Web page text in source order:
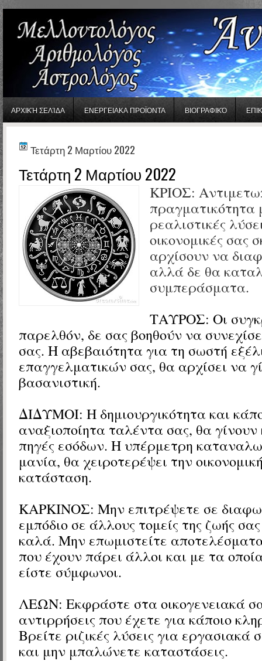
ΑΡΧΙΚΉ ΣΕΛΊΔΑ ΕΝΕΡΓΕΙΑΚΑ ΠΡΟΪΟΝΤΑ ΒΙΟΓΡΑΦΙΚΌ
Τετάρτη 2 Μαρτίου 2022
Τετάρτη 2 Μαρτίου 2022
ΚΡΙΟΣ:
πραγματικότητα
ρεαλιστικές
οικονομικές σας
αρχίσουν να
αλλά δε θα
συμπεράσματα.
ΤΑΥΡΟΣ: Οι
παρελθόν, δε σας βοηθούν να
σας. Η αβεβαιότητα για τη σωστή
επαγγελματικών σας, θα αρχίσει να
βασανιστική.
ΔΙΔΥΜΟΙ: Η δημιουργικότητα και
αναξιοποίητα ταλέντα σας, θα γίνουν
πηγές εσόδων. Η υπέρμετρη
μανία, θα χειροτερέψει την
κατάσταση.
ΚΑΡΚΙΝΟΣ: Μην επιτρέψετε σε
εμπόδιο σε άλλους τομείς της ζωής
καλά. Μην επωμιστείτε
που έχουν πάρει άλλοι και με τα
είστε σύμφωνοι.
ΛΕΩΝ: Εκφράστε στα οικογενειακά
αντιρρήσεις που έχετε για κάποιο
Βρείτε ριζικές λύσεις για
και μην μπαλώνετε καταστάσεις.